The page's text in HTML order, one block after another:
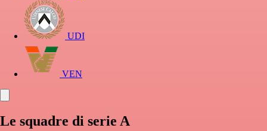
UDI
VEN
Le squadre di serie A